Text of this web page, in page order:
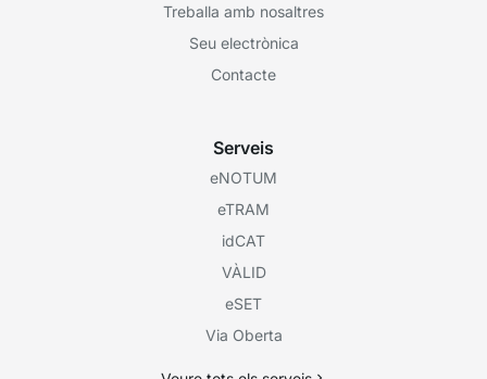
Treballa amb nosaltres
Seu electrònica
Contacte
Serveis
eNOTUM
eTRAM
idCAT
VÀLID
eSET
Via Oberta